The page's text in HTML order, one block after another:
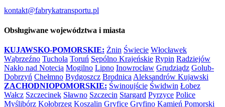
kontakt@fabrykatransportu.pl
Obsługiwane województwa i miasta
KUJAWSKO-POMORSKIE: Żnin Świecie Włocławek
Wąbrzeźno Tuchola Toruń Sępólno Krajeńskie Rypin Radziejów
Nakło nad Notecią Mogilno Lipno Inowrocław Grudziądz Golub-
Dobrzyń Chełmno Bydgoszcz Brodnica Aleksandrów Kujawski
ZACHODNIOPOMORSKIE: Świnoujście Świdwin Łobez
Wałcz Szczecinek Sławno Szczecin Stargard Pyrzyce Police
Myślibórz Kołobrzeg Koszalin Gryfice Gryfino Kamień Pomorski